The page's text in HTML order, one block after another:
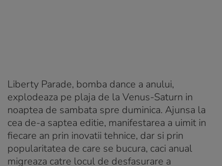
Liberty Parade, bomba dance a anului,
explodeaza pe plaja de la Venus-Saturn in
noaptea de sambata spre duminica. Ajunsa la
cea de-a saptea editie, manifestarea a uimit in
fiecare an prin inovatii tehnice, dar si prin
popularitatea de care se bucura, caci anual
migreaza catre locul de desfasurare a